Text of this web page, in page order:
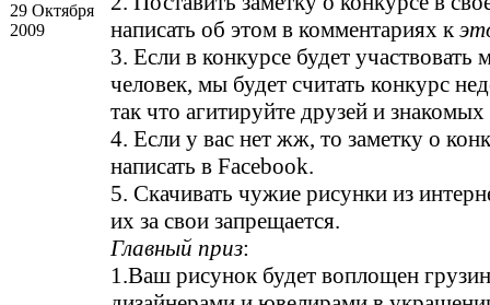
29 Октября
2009
написать об этом в комментариях к
3. Если в конкурсе будет участвовать
человек, мы будет считать конкурс
так что агитируйте друзей и знакомых
4. Если у вас нет жж, то заметку о
написать в Facebook.
5. Скачивать чужие рисунки из
их за свои запрещается.
Главный приз:
1.Ваш рисунок будет воплощен